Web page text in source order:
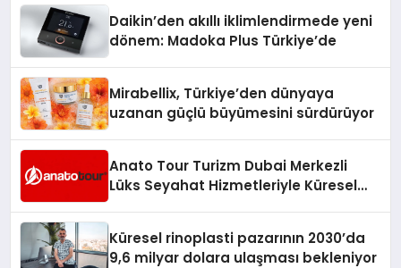
Daikin’den akıllı iklimlendirmede yeni
dönem: Madoka Plus Türkiye’de
Mirabellix, Türkiye’den dünyaya
uzanan güçlü büyümesini sürdürüyor
Anato Tour Turizm Dubai Merkezli
Lüks Seyahat Hizmetleriyle Küresel
Küresel rinoplasti pazarının 2030’da
9,6 milyar dolara ulaşması bekleniyor